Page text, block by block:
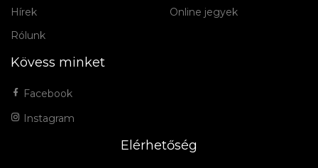
Hírek
Rólunk
Online jegyek
Kövess minket
Facebook
Instagram
Elérhetőség